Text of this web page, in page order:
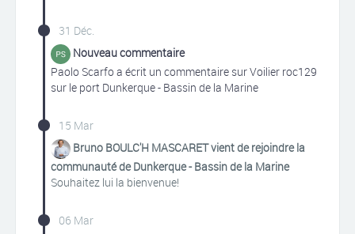
31 Déc.
Nouveau commentaire
Paolo Scarfo a écrit un commentaire sur Voilier roc129
sur le port Dunkerque - Bassin de la Marine
15 Mar
Bruno BOULC'H MASCARET vient de rejoindre la
communauté de Dunkerque - Bassin de la Marine
Souhaitez lui la bienvenue!
06 Mar